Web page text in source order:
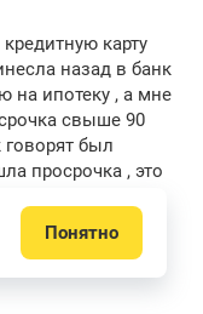
карту
назад в банк
на ипотеку , а мне
свыше 90
был
просрочка , это
чтоб изменили
Понятно